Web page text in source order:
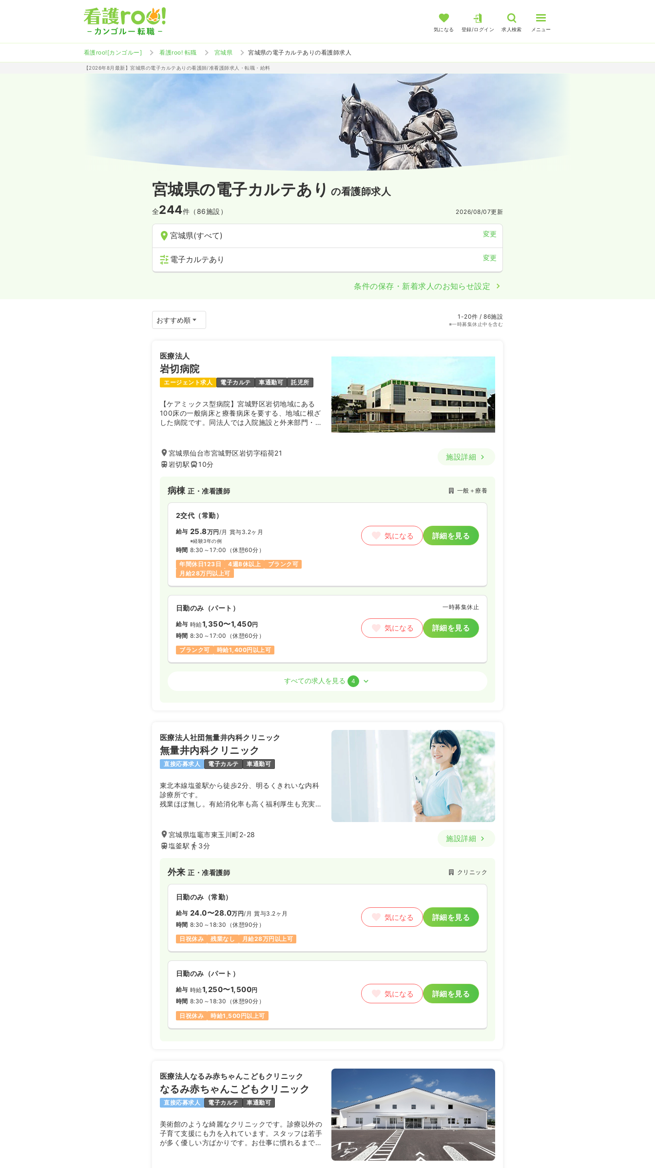
気になる 登録/ログイン 求人検索 メニュー
看護roo![カンゴルー] 看護roo! 転職 宮城県 宮城県の電子カルテありの看護師求人
【2026年8月最新】宮城県の電子カルテありの看護師/准看護師求人・転職・給料
宮城県の電子カルテあり の看護師求人
全244件（86施設） 2026/08/07更新
宮城県(すべて) 変更
電子カルテあり 変更
条件の保存・新着求人のお知らせ設定
1-20件 / 86施設
※一時募集休止中を含む
医療法人
岩切病院
エージェント求人 電子カルテ 車通勤可 託児所
【ケアミックス型病院】宮城野区岩切地域にある
100床の一般病床と療養病床を要する、地域に根ざ
した病院です。同法人では入院施設と外来部門・訪
アハウス イン いわきり」、認知症高齢者グループ
ホーム「デイジー」を有し、機能的なサービスの提
供に務めております。
宮城県仙台市宮城野区岩切字稲荷21
岩切駅
10分
施設詳細
病棟正・准看護師 一般＋療養
2交代（常勤）
給与 25.8万円/月 賞与3.2ヶ月
※経験3年の例
時間 8:30～17:00 （休憩60分）
年間休日123日
4週8休以上
ブランク可
月給28万円以上可
気になる 詳細を見る
日勤のみ（パート） 一時募集休止
給与 時給1,350〜1,450円
時間 8:30～17:00 （休憩60分）
ブランク可
時給1,400円以上可
気になる 詳細を見る
時間 8:30～17:00（休憩60分）
日祝休み
年間休日120日
日勤のみ（パート） 一時募集休止
給与 時給 1,350〜1,450円
気になる 詳細を見る
給与 22.9 万円/月
時間 6:30～15:00（休憩60分）
月給25万円以上可
給与 20.5〜24.0 万円/月 賞与2回
時間 8:30～17:00
担当業務未経験可
月給24万円以上可
気になる 詳細を見る
すべての求人を見る 4
医療法人社団無量井内科クリニック
無量井内科クリニック
直接応募求人 電子カルテ 車通勤可
東北本線塩釜駅から徒歩2分、明るくきれいな内科
診療所です。
残業ほぼ無し。有給消化率も高く福利厚生も充実し
宮城県塩竈市東玉川町2-28
塩釜駅
3分
施設詳細
外来正・准看護師 クリニック
日勤のみ（常勤）
給与 24.0〜28.0万円/月 賞与3.2ヶ月
時間 8:30～18:30 （休憩90分）
日祝休み
残業なし 月給28万円以上可
気になる 詳細を見る
日勤のみ（パート）
給与 時給1,250〜1,500円
時間 8:30～18:30 （休憩90分）
日祝休み
時給1,500円以上可
気になる 詳細を見る
医療法人なるみ赤ちゃんこどもクリニック
なるみ赤ちゃんこどもクリニック
直接応募求人 電子カルテ 車通勤可
美術館のような綺麗なクリニックです。診療以外の
子育て支援にも力を入れています。スタッフは若手
が多く優しい方ばかりです。お仕事に慣れるまでし